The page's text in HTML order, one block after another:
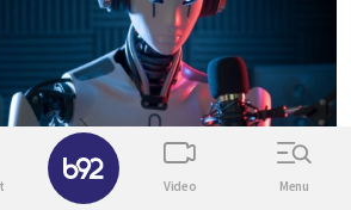
Video Menu
✕